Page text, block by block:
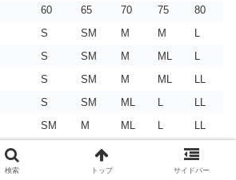
60 65 70 75
80
S SM M M
L
S SM M ML
L
S SM M ML
LL
S SM ML L
LL
SM M ML L
LL
ー
検索 トップ サイドバー